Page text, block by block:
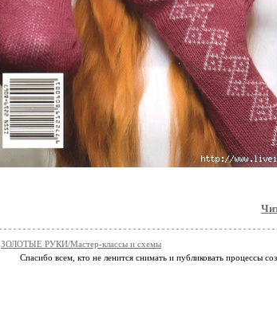
ЗОЛОТЫЕ РУКИ/Мастер-классы и схемы
Спасибо всем, кто не ленится снимать и публиковать процессы